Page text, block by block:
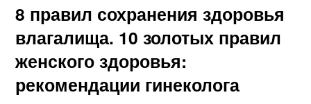
8 правил сохранения здоровья
влагалища. 10 золотых правил
женского здоровья:
рекомендации гинеколога